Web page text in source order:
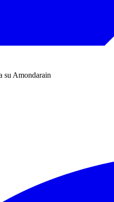
su Amondarain